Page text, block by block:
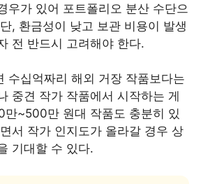
우가 있어 포트폴리오 분산 수단으
, 환금성이 낮고 보관 비용이 발생
전 반드시 고려해야 한다.
수십억짜리 해외 거장 작품보다는
중견 작가 작품에서 시작하는 게
만~500만 원대 작품도 충분히 있
서 작가 인지도가 올라갈 경우 상
기대할 수 있다.